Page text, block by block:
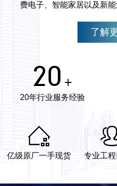
费电子、智能家居以及新能
了解
20 +
20年行业服务经验
亿级原厂一手现货 专业工